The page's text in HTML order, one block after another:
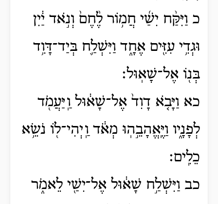
כ וַיִּקַּ֨ח יִשַׁ֜י חֲמ֥וֹר לֶ֨חֶם֙ וְנֹ֣אד יַ֔יִן
וּגְדִ֥י עִזִּ֖ים אֶחָ֑ד וַיִּשְׁלַ֛ח בְּיַד־דָּוִ֥ד
בְּנ֖וֹ אֶל־שָׁאֽוּל׃
כא וַיָּבֹ֤א דָוִד֙ אֶל־שָׁא֔וּל וַֽיַּעֲמֹ֖ד
לְפָנָ֑יו וַיֶּֽאֱהָבֵ֣הֽוּ מְאֹ֔ד וַֽיְהִי־ל֖וֹ נֹשֵׂ֥א
כֵלִֽים׃
כב וַיִּשְׁלַ֣ח שָׁא֔וּל אֶל־יִשַׁ֖י לֵאמֹ֑ר